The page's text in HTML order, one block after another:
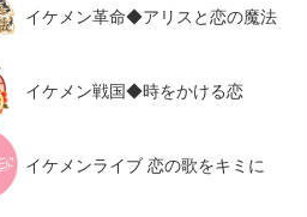
イケメン革命◆アリスと恋の魔法
イケメン戦国◆時をかける恋
イケメンライブ 恋の歌をキミに